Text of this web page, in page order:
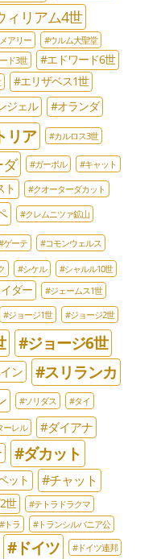
ィリアム4世
アリー
#ウルム大聖堂
ド3世 #エドワード6世
#エリザベス1世
ジェル #オランダ
リア #カルロス3世
#ガーボル #キャット
ト #クオーターダカット
#クレムニツァ鉱山
ゲーテ #コモンウェルス
#シケル
#シャルル10世
ダー #ジェームス1世
#ジョージ1世 #ジョージ2世
#ジョージ6世
ン
#スリランカ
#ソリダス #タイ
ーレル #ダイアナ
#ダカット
ット #チャット
世
#テトラドラクマ
#トラ
#トランシルバニア公
#ドイツ #ドイツ連邦